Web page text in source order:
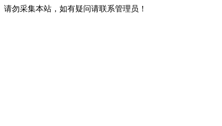
请勿采集本站，如有疑问请联系管理员！